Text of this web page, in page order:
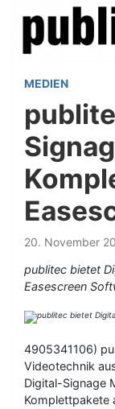
MEDIEN
20. November
publitec bietet
Easescreen
4905341106)
Videotechnik
Digital-Signage
Komplettpakete